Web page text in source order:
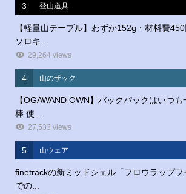
3 登山道具
【軽量山テーブル】わずか152g・材料費
ソロキ...
29,264 views
4 山のザック
【OGAWAND OWN】バックパックはいつ
棒 使...
27,533 views
5 山ウェア
finetrackの新ミッドシェル「フロウラップフ
での...